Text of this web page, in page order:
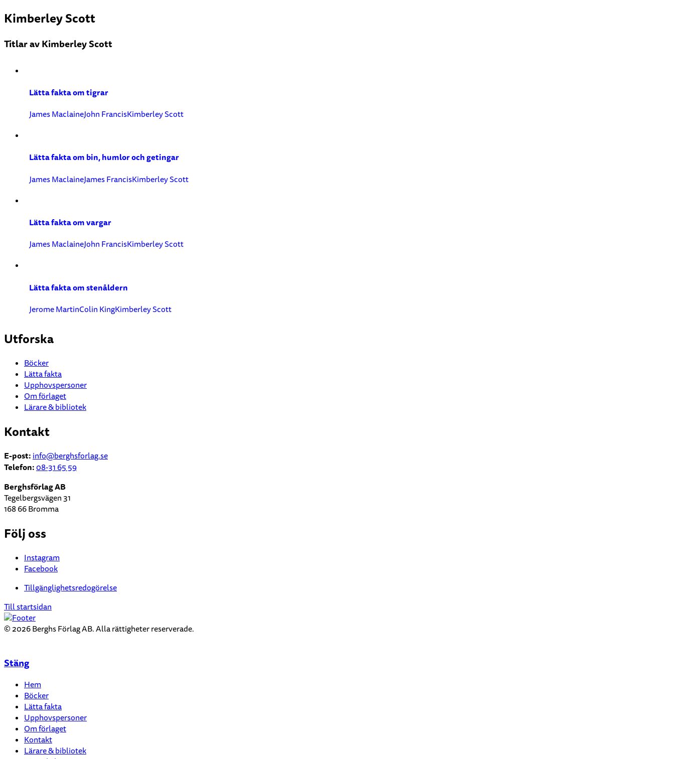
Kimberley Scott
Titlar av Kimberley Scott
Lätta fakta om tigrar
James MaclaineJohn FrancisKimberley Scott
Lätta fakta om bin, humlor och getingar
James MaclaineJames FrancisKimberley Scott
Lätta fakta om vargar
James MaclaineJohn FrancisKimberley Scott
Lätta fakta om stenåldern
Jerome MartinColin KingKimberley Scott
Utforska
Böcker
Lätta fakta
Upphovspersoner
Om förlaget
Lärare & bibliotek
Kontakt
E-post:info@berghsforlag.se
Telefon:08-31 65 59
Berghsförlag AB
Tegelbergsvägen 31
168 66 Bromma
Följ oss
Instagram
Facebook
Tillgänglighetsredogörelse
Till startsidan
© 2026 Berghs Förlag AB. Alla rättigheter reserverade.
Stäng
Hem
Böcker
Lätta fakta
Upphovspersoner
Om förlaget
Kontakt
Lärare & bibliotek